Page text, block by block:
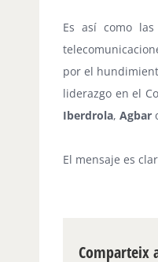
Es así como
por el
liderazgo en el
Iberdrola, Agbar
El mensaje es
Comparteix